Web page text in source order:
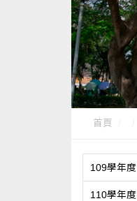
首頁
109學年度
110學年度